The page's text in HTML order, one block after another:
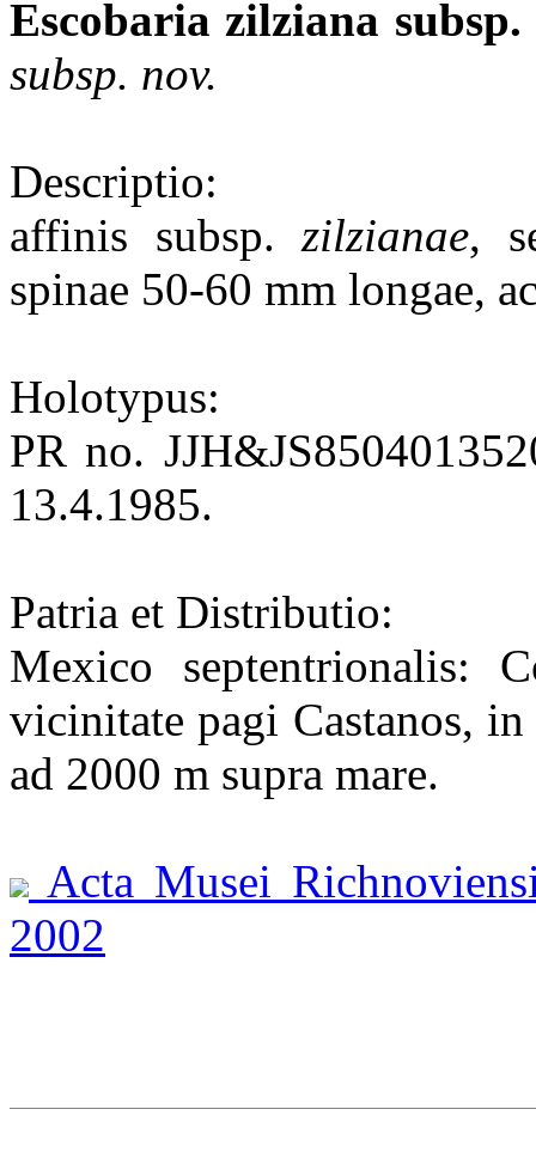
Escobaria zilziana
subsp. nov.
Descriptio:
affinis subsp.zilzianae,
spinae 50-60 mm longae,
Holotypus:
PR no.
13.4.1985.
Patria et Distributio:
Mexico septentrionalis:
vicinitate pagi Castanos,
ad 2000 m supra mare.
Acta Musei
2002